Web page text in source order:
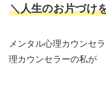
＼人生のお片づけ
メンタル心理カウンセ
理カウンセラーの私が